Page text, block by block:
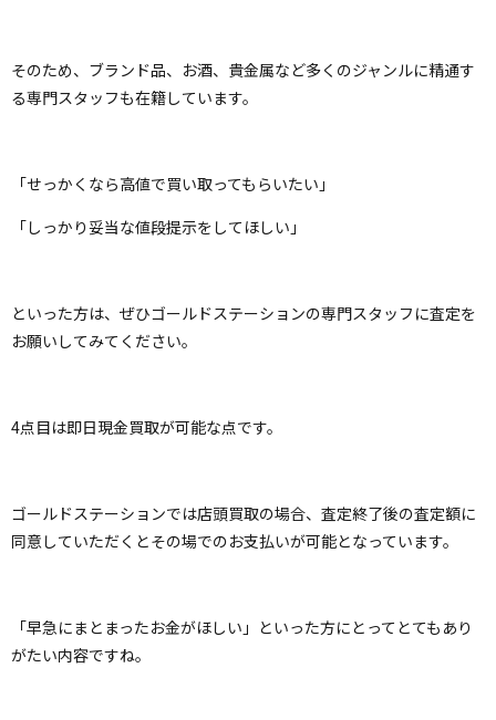
そのため、ブランド品、お酒、貴金属など多くのジャンルに精通す
る専門スタッフも在籍しています。
「せっかくなら高値で買い取ってもらいたい」
「しっかり妥当な値段提示をしてほしい」
といった方は、ぜひゴールドステーションの専門スタッフに査定を
お願いしてみてください。
4点目は即日現金買取が可能な点です。
ゴールドステーションでは店頭買取の場合、査定終了後の査定額に
同意していただくとその場でのお支払いが可能となっています。
「早急にまとまったお金がほしい」といった方にとってとてもあり
がたい内容ですね。